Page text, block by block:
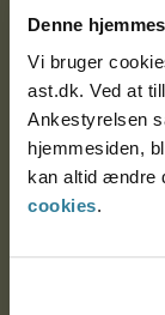
Denne
Vi bruger
ast.dk. Ved at
Ankestyrelsen
hjemmesiden,
kan altid ændre
cookies.